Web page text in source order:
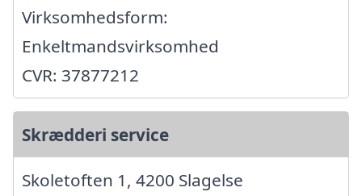
Virksomhedsform:
Enkeltmandsvirksomhed
CVR: 37877212
Skrædderi service
Skoletoften 1, 4200 Slagelse